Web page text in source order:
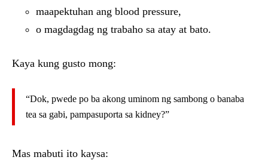
maapektuhan ang blood pressure,
o magdagdag ng trabaho sa atay at bato.
Kaya kung gusto mong:
“Dok, pwede po ba akong uminom ng sambong o banaba
tea sa gabi, pampasuporta sa kidney?”
Mas mabuti ito kaysa: